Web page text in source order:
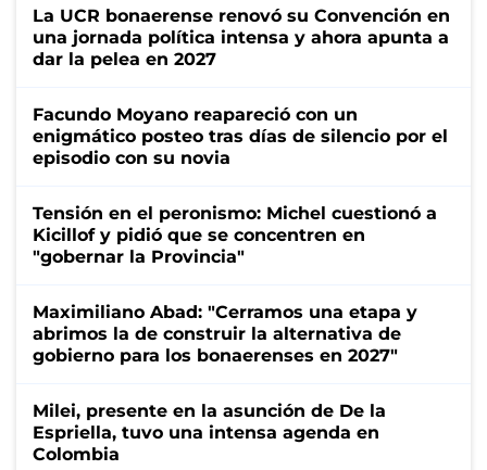
La UCR bonaerense renovó su Convención en
una jornada política intensa y ahora apunta a
dar la pelea en 2027
Facundo Moyano reapareció con un
enigmático posteo tras días de silencio por el
episodio con su novia
Tensión en el peronismo: Michel cuestionó a
Kicillof y pidió que se concentren en
"gobernar la Provincia"
Maximiliano Abad: "Cerramos una etapa y
abrimos la de construir la alternativa de
gobierno para los bonaerenses en 2027"
Milei, presente en la asunción de De la
Espriella, tuvo una intensa agenda en
Colombia